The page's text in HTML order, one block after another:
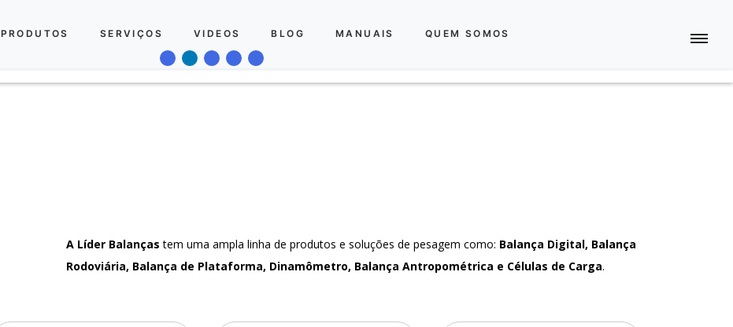
PRODUTOS SERVIÇOS VIDEOS BLOG MANUAIS QUEM SOMOS
A Líder Balanças tem uma ampla linha de produtos e soluções de pesagem como: Balança Digital, Balança
Rodoviária, Balança de Plataforma, Dinamômetro, Balança Antropométrica e Células de Carga.